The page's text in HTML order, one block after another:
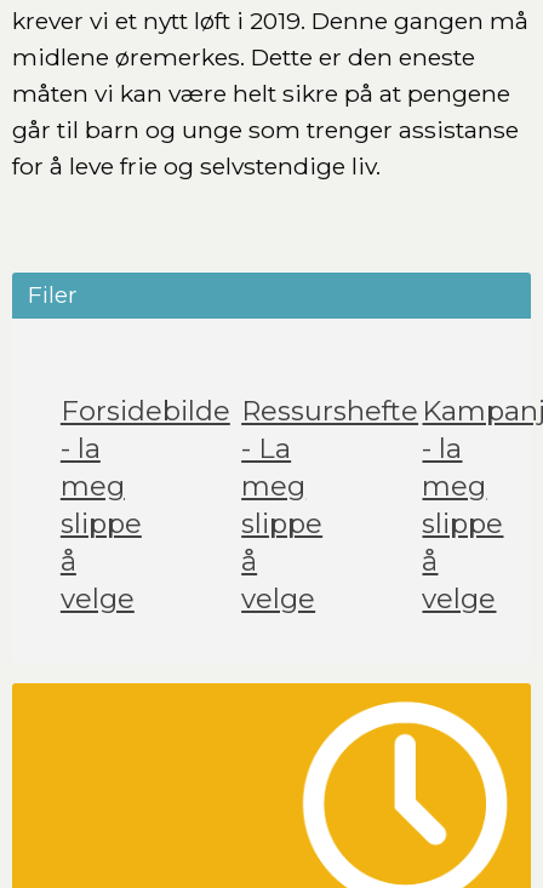
krever vi et nytt løft i 2019. Denne gangen må
midlene øremerkes. Dette er den eneste
måten vi kan være helt sikre på at pengene
går til barn og unge som trenger assistanse
for å leve frie og selvstendige liv.
Filer
Forsidebilde
- la
meg
slippe
å
velge
Ressurshefte
- La
meg
slippe
å
velge
- la
meg
slippe
å
velge